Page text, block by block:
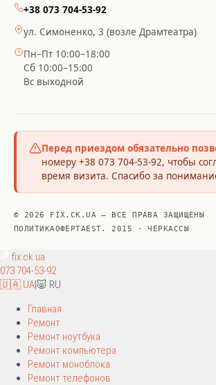
+38 073 704-53-92
ул. Симоненко, 3 (возле Драмтеатра)
Пн–Пт 10:00–18:00
Сб 10:00–15:00
Вс выходной
Перед приездом обязательно
номеру +38 073 704-53-92, чтобы
время визита. Спасибо за
© 2026 FIX.CK.UA — ВСЕ ПРАВА ЗАЩИЩЕНЫ
ПОЛИТИКАОФЕРТАEST. 2015 · ЧЕРКАССЫ
fix.ck.ua
073 704-53-92
🇺🇦 UA|🐷 RU
Главная
Ремонт
Ремонт ноутбука
Ремонт компьютера
Ремонт моноблока
Ремонт телефонов